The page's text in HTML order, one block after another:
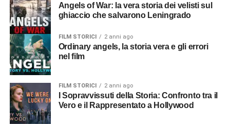
Angels of War: la vera storia dei velisti sul
ghiaccio che salvarono Leningrado
FILM STORICI 2 anni ago
Ordinary angels, la storia vera e gli errori
nel film
FILM STORICI 2 anni ago
Vero e il Rappresentato a Hollywood